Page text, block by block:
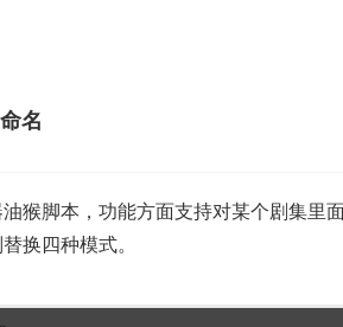
名
猴脚本，功能方面支持对某个剧集
换四种模式。